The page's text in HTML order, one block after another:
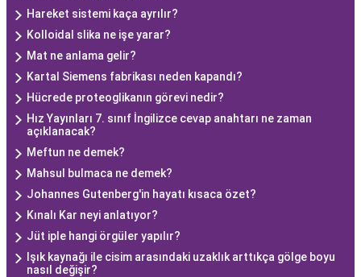
Hareket sistemi kaça ayrılır?
Kolloidal slika ne işe yarar?
Mat ne anlama gelir?
Kartal Siemens fabrikası neden kapandı?
Hücrede proteoglikanın görevi nedir?
Hız Yayınları 7. sınıf İngilizce cevap anahtarı ne zaman
açıklanacak?
Meftun ne demek?
Mahsul bulmaca ne demek?
Johannes Gutenberg'in hayatı kısaca özet?
Kınalı Kar neyi anlatıyor?
Jüt iple hangi örgüler yapılır?
Işık kaynağı ile cisim arasındaki uzaklık arttıkça gölge boyu
nasıl değişir?